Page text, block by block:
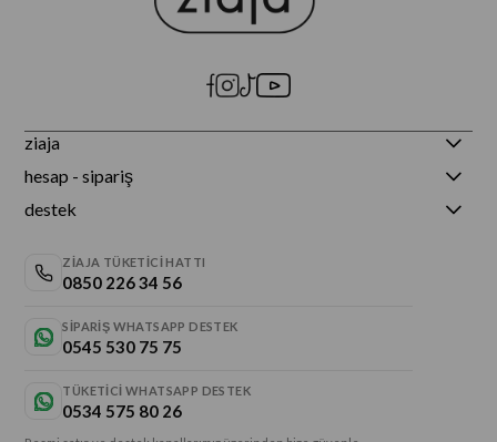
ziaja
hesap - sipariş
destek
ZIAJA TÜKETICI HATTI
0850 226 34 56
SIPARIŞ WHATSAPP DESTEK
0545 530 75 75
TÜKETICI WHATSAPP DESTEK
0534 575 80 26